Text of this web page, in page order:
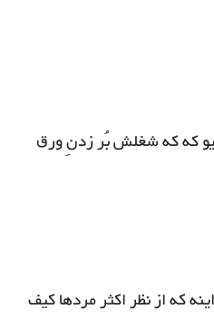
که که شغلش بُر زدنِ ورق
که از نظر اکثر مردها کیف